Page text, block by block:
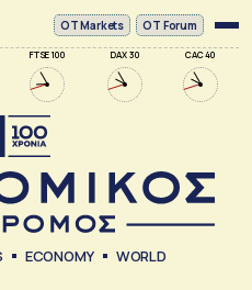
FTSE 100 DAX 30 CAC 40
ΟΤ Markets OT Forum
ECONOMY WORLD